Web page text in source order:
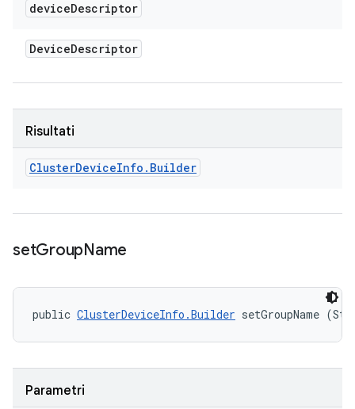
deviceDescriptor
DeviceDescriptor
Risultati
ClusterDeviceInfo . Builder
setGroupName
public ClusterDeviceInfo.Builder setGroupName
Parametri